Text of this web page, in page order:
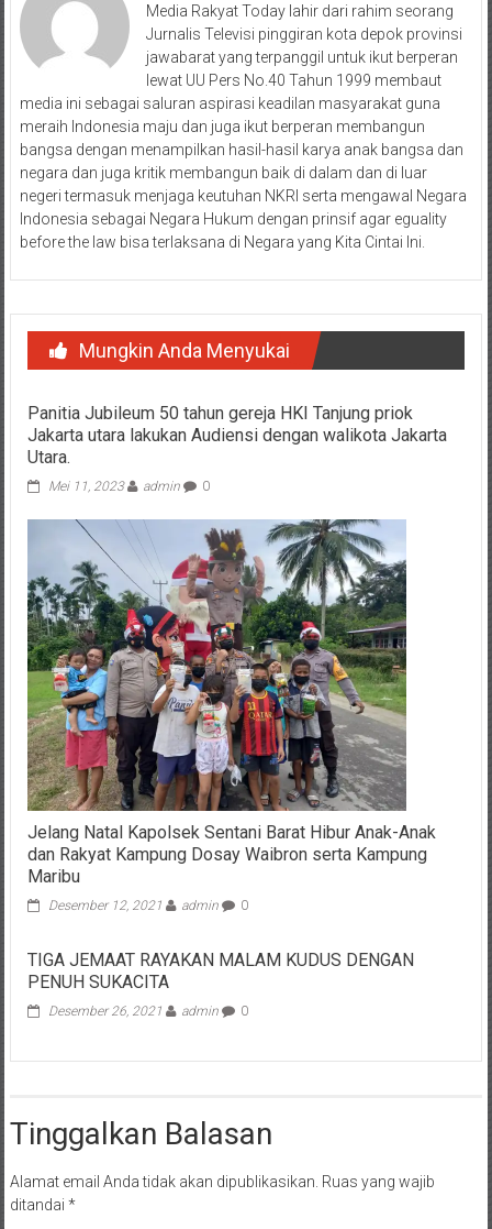
Media Rakyat Today lahir dari rahim seorang
Jurnalis Televisi pinggiran kota depok provinsi
jawabarat yang terpanggil untuk ikut berperan
lewat UU Pers No.40 Tahun 1999 membaut
media ini sebagai saluran aspirasi keadilan masyarakat guna
meraih Indonesia maju dan juga ikut berperan membangun
bangsa dengan menampilkan hasil-hasil karya anak bangsa dan
negara dan juga kritik membangun baik di dalam dan di luar
negeri termasuk menjaga keutuhan NKRI serta mengawal Negara
Indonesia sebagai Negara Hukum dengan prinsif agar eguality
before the law bisa terlaksana di Negara yang Kita Cintai Ini.
Mungkin Anda Menyukai
Panitia Jubileum 50 tahun gereja HKI Tanjung priok
Jakarta utara lakukan Audiensi dengan walikota Jakarta
Utara.
Mei 11, 2023 admin 0
Jelang Natal Kapolsek Sentani Barat Hibur Anak-Anak
dan Rakyat Kampung Dosay Waibron serta Kampung
Maribu
Desember 12, 2021 admin 0
TIGA JEMAAT RAYAKAN MALAM KUDUS DENGAN
PENUH SUKACITA
Desember 26, 2021 admin 0
Tinggalkan Balasan
Alamat email Anda tidak akan dipublikasikan. Ruas yang wajib
ditandai *